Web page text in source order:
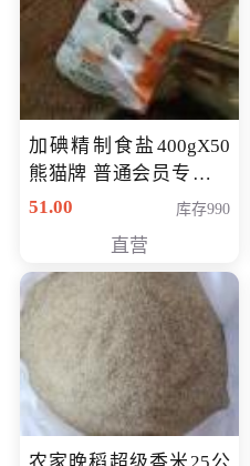
加碘精制食盐400gX50
熊猫牌 普通会员专享价
格50元
51.00 库存990
直营